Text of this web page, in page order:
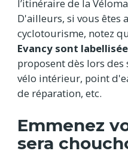
l’itinéraire de la
D'ailleurs, si vous êtes
cyclotourisme, notez
Evancy sont
proposent dès lors des
vélo intérieur, point
de réparation, etc.
Emmenez
sera